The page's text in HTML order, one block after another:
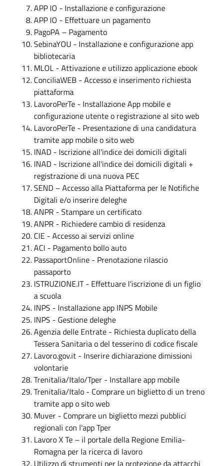
APP IO - Installazione e configurazione
APP IO - Effettuare un pagamento
PagoPA – Pagamento
SebinaYOU - Installazione e configurazione app
bibliotecaria
MLOL - Attivazione e utilizzo applicazione ebook
ConciliaWEB - Accesso e inserimento richiesta
piattaforma
LavoroPerTe - Installazione App mobile e
configurazione utente o registrazione al sito web
LavoroPerTe - Presentazione di una candidatura
tramite app mobile o sito web
INAD - Iscrizione all'indice dei domicili digitali
INAD - Iscrizione all'indice dei domicili digitali +
registrazione di una nuova PEC
SEND – Accesso alla Piattaforma per le Notifiche
Digitali e/o inserire deleghe
ANPR - Stampare un certificato
ANPR - Richiedere cambio di residenza
CIE - Accesso ai servizi online
ACI - Pagamento bollo auto
PassaportOnline - Prenotazione rilascio
passaporto
ISTRUZIONE.IT - Effettuare l'iscrizione di un figlio
a scuola
INPS - Installazione app INPS Mobile
INPS - Gestione deleghe
Agenzia delle Entrate - Richiesta duplicato della
Tessera Sanitaria o del tesserino di codice fiscale
Lavoro.gov.it - Inserire dichiarazione dimissioni
volontarie
Trenitalia/Italo/Tper - Installare app mobile
Trenitalia/Italo - Comprare un biglietto di un treno
tramite app o sito web
Muver - Comprare un biglietto mezzi pubblici
regionali con l'app Tper
Lavoro X Te – il portale della Regione Emilia-
Romagna per la ricerca di lavoro
Utilizzo di strumenti per la protezione da attacchi